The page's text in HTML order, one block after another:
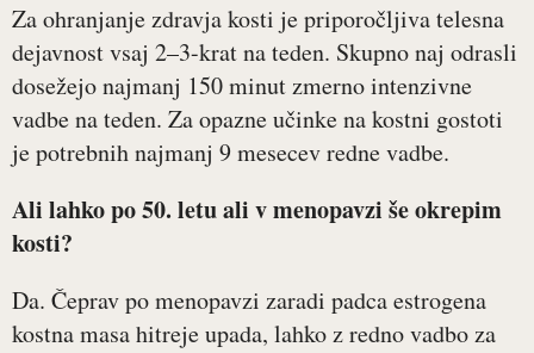
Za ohranjanje zdravja kosti je priporočljiva telesna
dejavnost vsaj 2–3-krat na teden. Skupno naj odrasli
dosežejo najmanj 150 minut zmerno intenzivne
vadbe na teden. Za opazne učinke na kostni gostoti
je potrebnih najmanj 9 mesecev redne vadbe.
Ali lahko po 50. letu ali v menopavzi še okrepim
kosti?
Da. Čeprav po menopavzi zaradi padca estrogena
kostna masa hitreje upada, lahko z redno vadbo za